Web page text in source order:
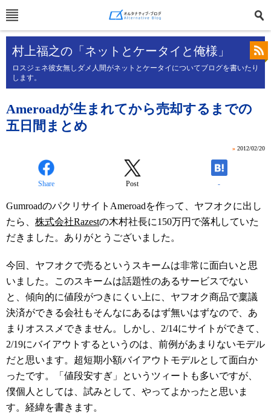
村上福之の「ネットとケータイと俺様」
ロスジェネ彼女無しダメ人間がネットとケータイについてブログを書いたり
します。
Ameroadが生まれてから売却するまでの
五日間まとめ
» 2012/02/20
Share Post -
GumroadのパクリサイトAmeroadを作って、ヤフオクに出し
たら、 株式会社Razestの木村社長に150万円で落札していた
だきました。ありがとうございました。
今回、ヤフオクで売るというスキームは非常に面白いと思
いました。このスキームは話題性のあるサービスでない
と、傾向的に値段がつきにくい上に、ヤフオク商品で稟議
決済ができる会社もそんなにあるはず無いはずなので、あ
まりオススメできません。しかし、2/14にサイトができて、
2/19にバイアウトするというのは、前例があまりないモデル
だと思います。超短期小額バイアウトモデルとして面白か
ったです。「値段安すぎ」というツィートも多いですが、
僕個人としては、試みとして、やってよかったと思いま
す。経緯を書きます。